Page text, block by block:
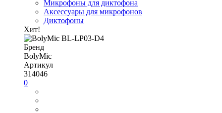
Микрофоны для диктофона
Аксессуары для микрофонов
Диктофоны
Хит!
Бренд
BolyMic
Артикул
314046
0